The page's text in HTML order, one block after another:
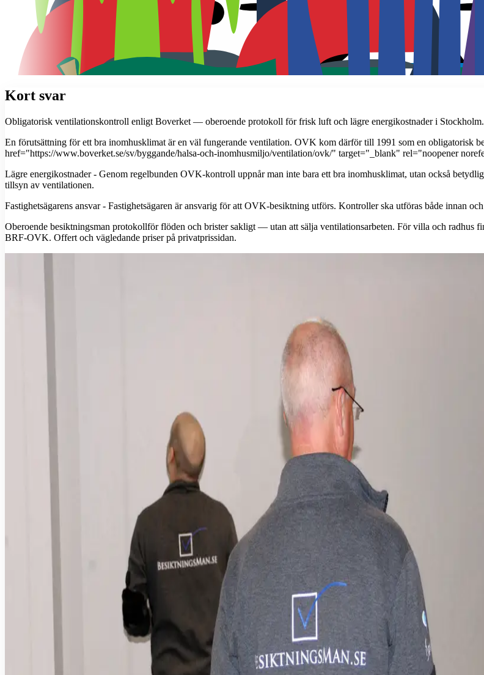
Kort svar
Obligatorisk ventilationskontroll enligt Boverket — oberoende protokoll för frisk luft och lägre energikostnader i
En förutsättning för ett bra inomhusklimat är en väl fungerande ventilation. OVK kom därför till 1991 som en obligatorisk
href="https://www.boverket.se/sv/byggande/halsa-och-inomhusmiljo/ventilation/ovk/" target="_blank" rel="noopener
Lägre energikostnader - Genom regelbunden OVK-kontroll uppnår man inte bara ett bra inomhusklimat, utan också
tillsyn av ventilationen.
Fastighetsägarens ansvar - Fastighetsägaren är ansvarig för att OVK-besiktning utförs. Kontroller ska utföras både innan
Oberoende besiktningsman protokollför flöden och brister sakligt — utan att sälja ventilationsarbeten. För villa och
BRF-OVK. Offert och vägledande priser på privatprissidan.